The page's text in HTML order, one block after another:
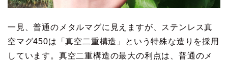
一見、普通のメタルマグに見えますが、ステンレス真
空マグ450は「真空二重構造」という特殊な造りを採用
しています。真空二重構造の最大の利点は、普通のメ